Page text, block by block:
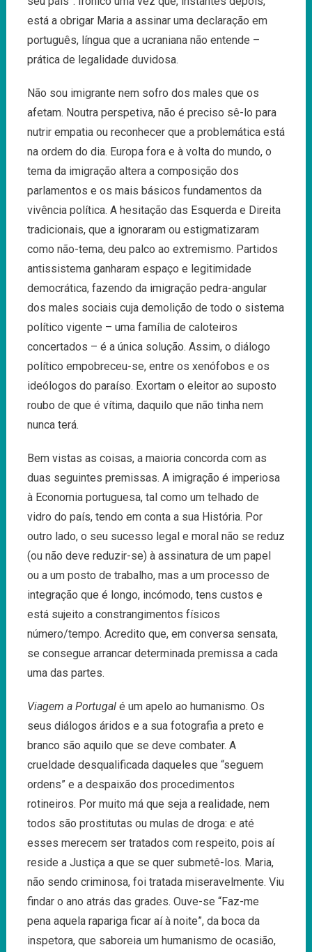
está a obrigar Maria a assinar uma declaração em
português, língua que a ucraniana não entende –
prática de legalidade duvidosa.
Não sou imigrante nem sofro dos males que os
afetam. Noutra perspetiva, não é preciso sê-lo para
nutrir empatia ou reconhecer que a problemática está
na ordem do dia. Europa fora e à volta do mundo, o
tema da imigração altera a composição dos
parlamentos e os mais básicos fundamentos da
vivência política. A hesitação das Esquerda e Direita
tradicionais, que a ignoraram ou estigmatizaram
como não-tema, deu palco ao extremismo. Partidos
antissistema ganharam espaço e legitimidade
democrática, fazendo da imigração pedra-angular
dos males sociais cuja demolição de todo o sistema
político vigente – uma família de caloteiros
concertados – é a única solução. Assim, o diálogo
político empobreceu-se, entre os xenófobos e os
ideólogos do paraíso. Exortam o eleitor ao suposto
roubo de que é vítima, daquilo que não tinha nem
nunca terá.
Bem vistas as coisas, a maioria concorda com as
duas seguintes premissas. A imigração é imperiosa
à Economia portuguesa, tal como um telhado de
vidro do país, tendo em conta a sua História. Por
outro lado, o seu sucesso legal e moral não se reduz
(ou não deve reduzir-se) à assinatura de um papel
ou a um posto de trabalho, mas a um processo de
integração que é longo, incómodo, tens custos e
está sujeito a constrangimentos físicos
número/tempo. Acredito que, em conversa sensata,
se consegue arrancar determinada premissa a cada
uma das partes.
Viagem a Portugal é um apelo ao humanismo. Os
seus diálogos áridos e a sua fotografia a preto e
branco são aquilo que se deve combater. A
crueldade desqualificada daqueles que “seguem
ordens” e a despaixão dos procedimentos
rotineiros. Por muito má que seja a realidade, nem
todos são prostitutas ou mulas de droga: e até
esses merecem ser tratados com respeito, pois aí
reside a Justiça a que se quer submetê-los. Maria,
não sendo criminosa, foi tratada miseravelmente. Viu
findar o ano atrás das grades. Ouve-se “Faz-me
pena aquela rapariga ficar aí à noite”, da boca da
inspetora, que saboreia um humanismo de ocasião,